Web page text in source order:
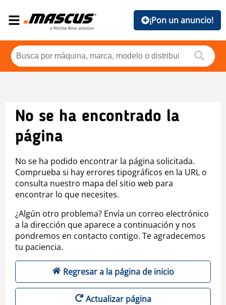
¡Pon un anuncio!
No se ha encontrado la
página
No se ha podido encontrar la página solicitada.
Comprueba si hay errores tipográficos en la URL o
consulta nuestro mapa del sitio web para
encontrar lo que necesites.
¿Algún otro problema? Envía un correo electrónico
a la dirección que aparece a continuación y nos
pondremos en contacto contigo. Te agradecemos
tu paciencia.
Regresar a la página de inicio
Actualizar página